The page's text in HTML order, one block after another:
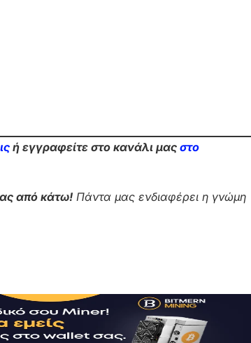
ή εγγραφείτε στο κανάλι μας στο
από κάτω! Πάντα μας ενδιαφέρει η γνώμη